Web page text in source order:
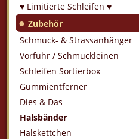
♥ Limitierte Schleifen ♥
● Zubehör
Schmuck- & Strassanhänger
Vorführ / Schmuckleinen
Schleifen Sortierbox
Gummientferner
Dies & Das
Halsbänder
Halskettchen